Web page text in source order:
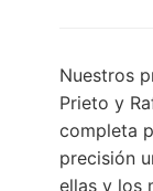
Nuestros
Prieto y
completa
precisión
ellas y los